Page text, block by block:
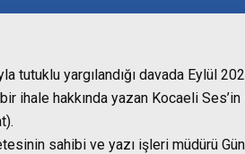
tutuklu yargılandığı davada Eylül
ihale hakkında yazan Kocaeli Ses’in
sahibi ve yazı işleri müdürü